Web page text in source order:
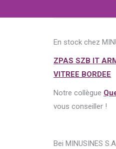
En stock chez
ZPAS SZB IT
VITREE BORDEE
Notre collègue
vous conseiller !
Bei MINUSINES